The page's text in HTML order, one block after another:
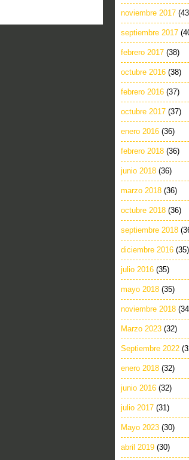
noviembre 2017
septiembre 2017
febrero 2017 (38)
octubre 2016 (38)
febrero 2016 (37)
octubre 2017 (37)
enero 2016 (36)
febrero 2018 (36)
junio 2018 (36)
marzo 2018 (36)
octubre 2018 (36)
septiembre 2018
diciembre 2016 (35)
julio 2016 (35)
mayo 2018 (35)
noviembre 2018
Marzo 2023 (32)
Septiembre 2022
enero 2018 (32)
junio 2016 (32)
julio 2017 (31)
Mayo 2023 (30)
abril 2019 (30)